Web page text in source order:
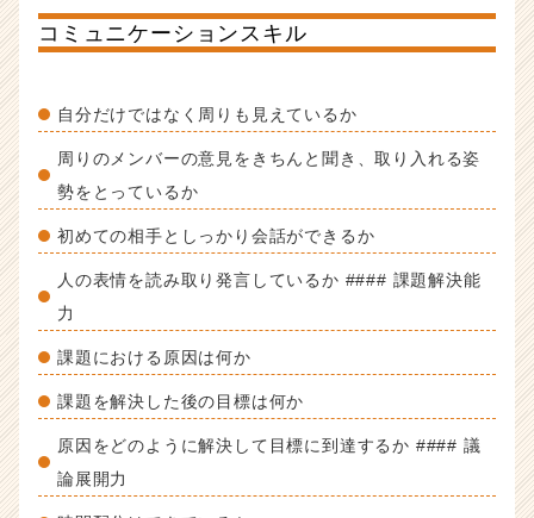
コミュニケーションスキル
自分だけではなく周りも見えているか
周りのメンバーの意見をきちんと聞き、取り入れる姿
勢をとっているか
初めての相手としっかり会話ができるか
人の表情を読み取り発言しているか #### 課題解決能
力
課題における原因は何か
課題を解決した後の目標は何か
原因をどのように解決して目標に到達するか #### 議
論展開力